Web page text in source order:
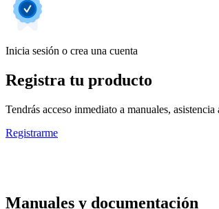
Inicia sesión o crea una cuenta
Registra tu producto
Tendrás acceso inmediato a manuales,
Registrarme
Manuales y documentación